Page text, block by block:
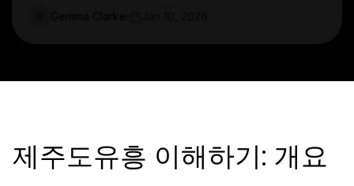
제주도유흥 이해하기: 개요